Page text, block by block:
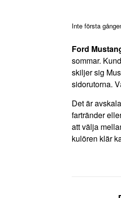
Inte första
Ford
sommar.
skiljer sig
sidorutorna.
Det är
fartränder
att välja
kulören klär